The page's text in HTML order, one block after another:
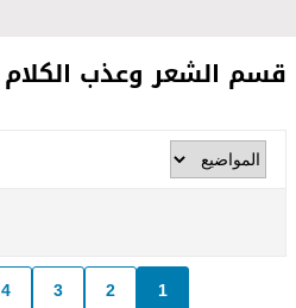
قسم الشعر وعذب الكلام
1
2
3
4